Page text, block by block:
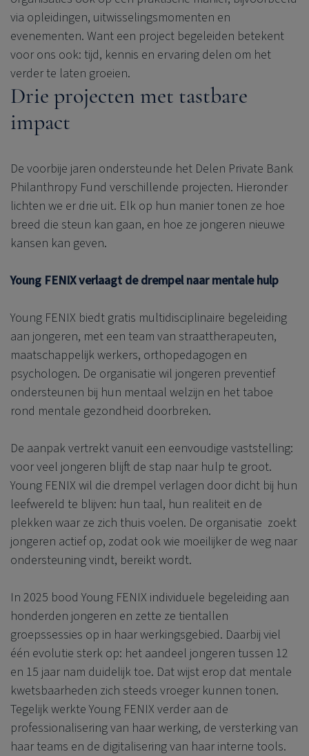
via opleidingen, uitwisselingsmomenten en
evenementen. Want een project begeleiden betekent
voor ons ook: tijd, kennis en ervaring delen om het
verder te laten groeien.
Drie projecten met tastbare
impact
De voorbije jaren ondersteunde het Delen Private Bank
Philanthropy Fund verschillende projecten. Hieronder
lichten we er drie uit. Elk op hun manier tonen ze hoe
breed die steun kan gaan, en hoe ze jongeren nieuwe
kansen kan geven.
Young FENIX verlaagt de drempel naar mentale hulp
Young FENIX biedt gratis multidisciplinaire begeleiding
aan jongeren, met een team van straattherapeuten,
maatschappelijk werkers, orthopedagogen en
psychologen. De organisatie wil jongeren preventief
ondersteunen bij hun mentaal welzijn en het taboe
rond mentale gezondheid doorbreken.
De aanpak vertrekt vanuit een eenvoudige vaststelling:
voor veel jongeren blijft de stap naar hulp te groot.
Young FENIX wil die drempel verlagen door dicht bij hun
leefwereld te blijven: hun taal, hun realiteit en de
plekken waar ze zich thuis voelen. De organisatie zoekt
jongeren actief op, zodat ook wie moeilijker de weg naar
ondersteuning vindt, bereikt wordt.
In 2025 bood Young FENIX individuele begeleiding aan
honderden jongeren en zette ze tientallen
groepssessies op in haar werkingsgebied. Daarbij viel
één evolutie sterk op: het aandeel jongeren tussen 12
en 15 jaar nam duidelijk toe. Dat wijst erop dat mentale
kwetsbaarheden zich steeds vroeger kunnen tonen.
Tegelijk werkte Young FENIX verder aan de
professionalisering van haar werking, de versterking van
haar teams en de digitalisering van haar interne tools.